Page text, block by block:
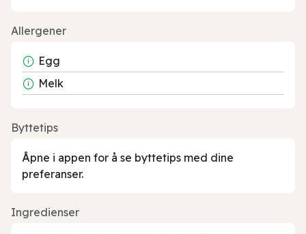
Allergener
Egg
Melk
Byttetips
Åpne i appen for å se byttetips med dine
preferanser.
Ingredienser